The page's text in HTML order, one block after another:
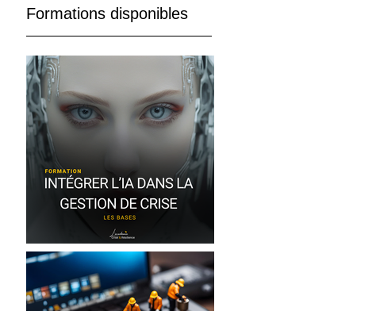
Formations disponibles
Formation IA et
Gestion de crise